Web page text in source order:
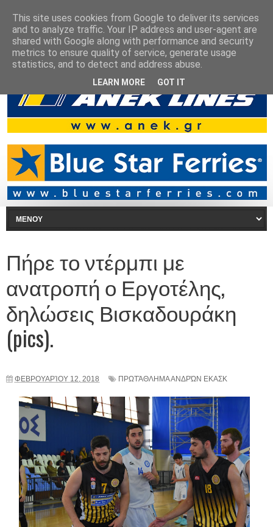
Πήρε το ντέρμπι με
ανατροπή ο Εργοτέλης,
δηλώσεις Βισκαδουράκη
(pics).
ΦΕΒΡΟΥΑΡΊΟΥ 12, 2018 ΠΡΩΤΆΘΛΗΜΑ ΑΝΔΡΏΝ ΕΚΑΣΚ
This site uses cookies from Google to deliver its services
and to analyze traffic. Your IP address and user-agent are
shared with Google along with performance and security
metrics to ensure quality of service, generate usage
statistics, and to detect and address abuse.
LEARN MORE GOT IT